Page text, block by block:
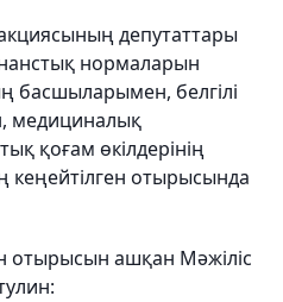
депутаттары
нормаларын
басшыларымен, белгілі
медициналық
қоғам өкілдерінің
отырысында
отырысын ашқан Мәжіліс